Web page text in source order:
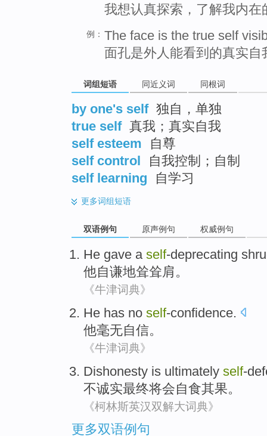
我想认真探索，了解我内在
例： The face is the true self
面孔是外人能看到的真实自
词组短语 同近义词 同根词
by one's self 独自，单独
true self 真我；真实自我
self esteem
自尊
self control
自我控制；自制
self learning
自学习
更多词组短语
双语例句 原声例句 权威例句
He gave a self-deprecating
他自谦地耸耸肩 。
《牛津词典》
He has no self-confidence.
他毫无自信。
《牛津词典》
Dishonesty is ultimately self-
不诚实最终将会自食其果。
《柯林斯英汉双解大词典》
更多双语例句